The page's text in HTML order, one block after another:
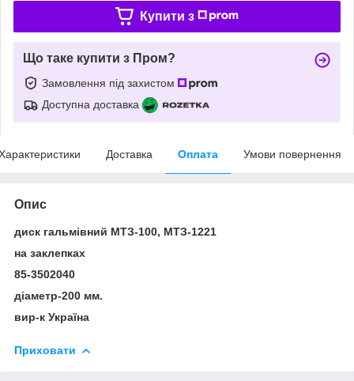
Купити з
Що таке купити з Пром?
Замовлення під захистом
Доступна доставка
Доставка Оплата Умови повернення
Опис
диск гальмівний МТЗ-100, МТЗ-1221
на заклепках
85-3502040
діаметр-200 мм.
вир-к Україна
Приховати